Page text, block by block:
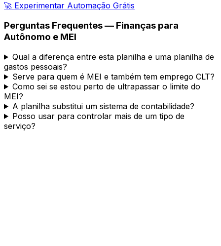
🚀 Experimentar Automação Grátis
Perguntas Frequentes — Finanças para
Autônomo e MEI
Qual a diferença entre esta planilha e uma planilha de
gastos pessoais?
Serve para quem é MEI e também tem emprego CLT?
Como sei se estou perto de ultrapassar o limite do
MEI?
A planilha substitui um sistema de contabilidade?
Posso usar para controlar mais de um tipo de
serviço?